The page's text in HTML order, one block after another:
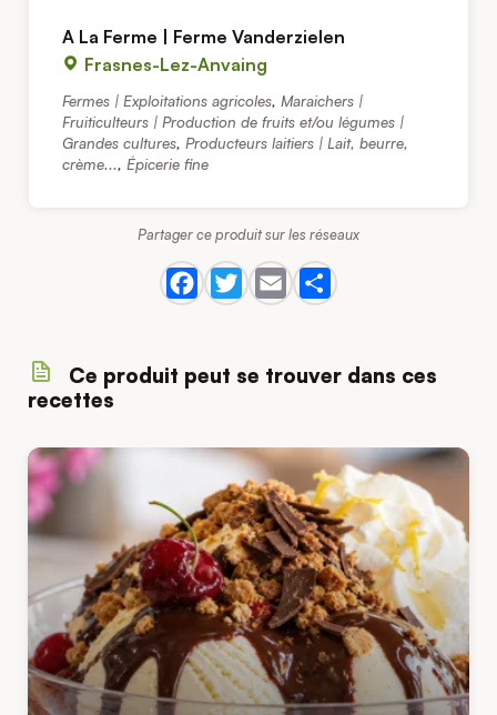
A La Ferme | Ferme Vanderzielen
Frasnes-Lez-Anvaing
Fermes | Exploitations agricoles, Maraichers |
Fruiticulteurs | Production de fruits et/ou légumes |
Grandes cultures, Producteurs laitiers | Lait, beurre,
crème..., Épicerie fine
Partager ce produit sur les réseaux
Ce produit peut se trouver dans ces
recettes